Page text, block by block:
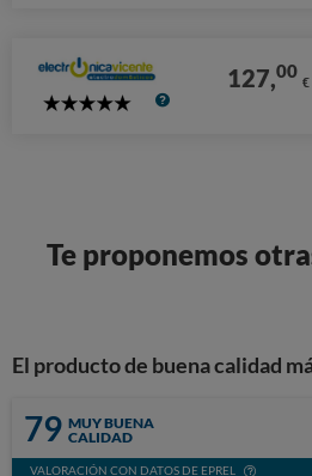
5
127,00 €
Te proponemos
El producto de buena calidad
79 MUY BUENA
CALIDAD
VALORACIÓN CON DATOS DE EPREL